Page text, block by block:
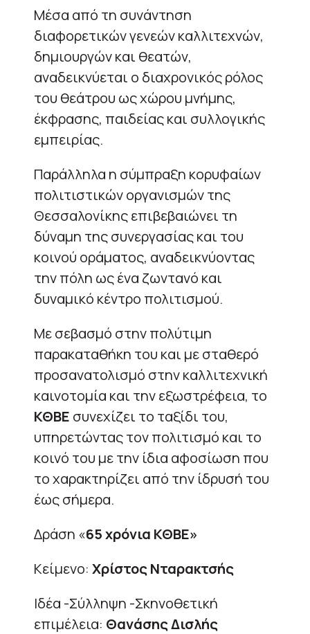
Μέσα από τη συνάντηση
διαφορετικών γενεών καλλιτεχνών,
δημιουργών και θεατών,
αναδεικνύεται ο διαχρονικός ρόλος
του θεάτρου ως χώρου μνήμης,
έκφρασης, παιδείας και συλλογικής
εμπειρίας.
Παράλληλα η σύμπραξη κορυφαίων
πολιτιστικών οργανισμών της
Θεσσαλονίκης επιβεβαιώνει τη
δύναμη της συνεργασίας και του
κοινού οράματος, αναδεικνύοντας
την πόλη ως ένα ζωντανό και
δυναμικό κέντρο πολιτισμού.
Με σεβασμό στην πολύτιμη
παρακαταθήκη του και με σταθερό
προσανατολισμό στην καλλιτεχνική
καινοτομία και την εξωστρέφεια, το
ΚΘΒΕ συνεχίζει το ταξίδι του,
υπηρετώντας τον πολιτισμό και το
κοινό του με την ίδια αφοσίωση που
το χαρακτηρίζει από την ίδρυσή του
έως σήμερα.
Δράση «65 χρόνια ΚΘΒΕ»
Κείμενο: Χρίστος Νταρακτσής
Ιδέα -Σύλληψη -Σκηνοθετική
επιμέλεια: Θανάσης Δισλής